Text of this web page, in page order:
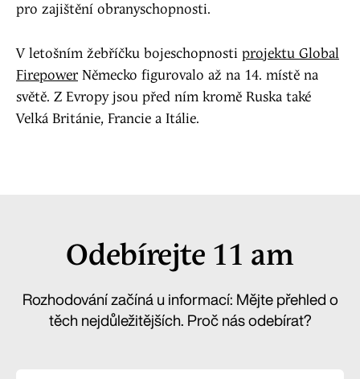
pro zajištění obranyschopnosti.
V letošním žebříčku bojeschopnosti projektu Global
Firepower Německo figurovalo až na 14. místě na
světě. Z Evropy jsou před ním kromě Ruska také
Velká Británie, Francie a Itálie.
Odebírejte 11 am
Rozhodování začíná u informací: Mějte přehled o
těch nejdůležitějších. Proč nás odebírat?